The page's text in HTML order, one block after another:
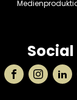
Social